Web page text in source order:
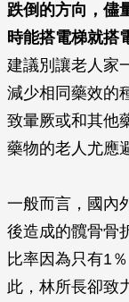
跌倒的方向，儘
時能搭電梯就搭
建議別讓老人家
減少相同藥效的
致暈厥或和其他
藥物的老人尤應
一般而言，國內
後造成的髖骨骨
比率因為只有1
此，林所長卻致